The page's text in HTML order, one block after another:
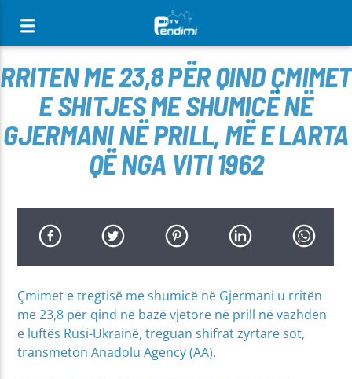
RRITEN ME 23,8 PËR QIND ÇMIMET
E SHITJES ME SHUMICË NË
GJERMANI NË PRILL, MË E LARTA
QË NGA VITI 1962
Çmimet e tregtisë me shumicë në Gjermani u rritën
me 23,8 për qind në bazë vjetore në prill në vazhdën
e luftës Rusi-Ukrainë, treguan shifrat zyrtare sot,
transmeton Anadolu Agency (AA).